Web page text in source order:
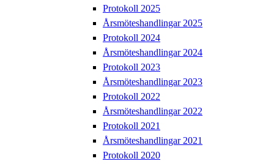
Protokoll 2025
Årsmöteshandlingar 2025
Protokoll 2024
Årsmöteshandlingar 2024
Protokoll 2023
Årsmöteshandlingar 2023
Protokoll 2022
Årsmöteshandlingar 2022
Protokoll 2021
Årsmöteshandlingar 2021
Protokoll 2020